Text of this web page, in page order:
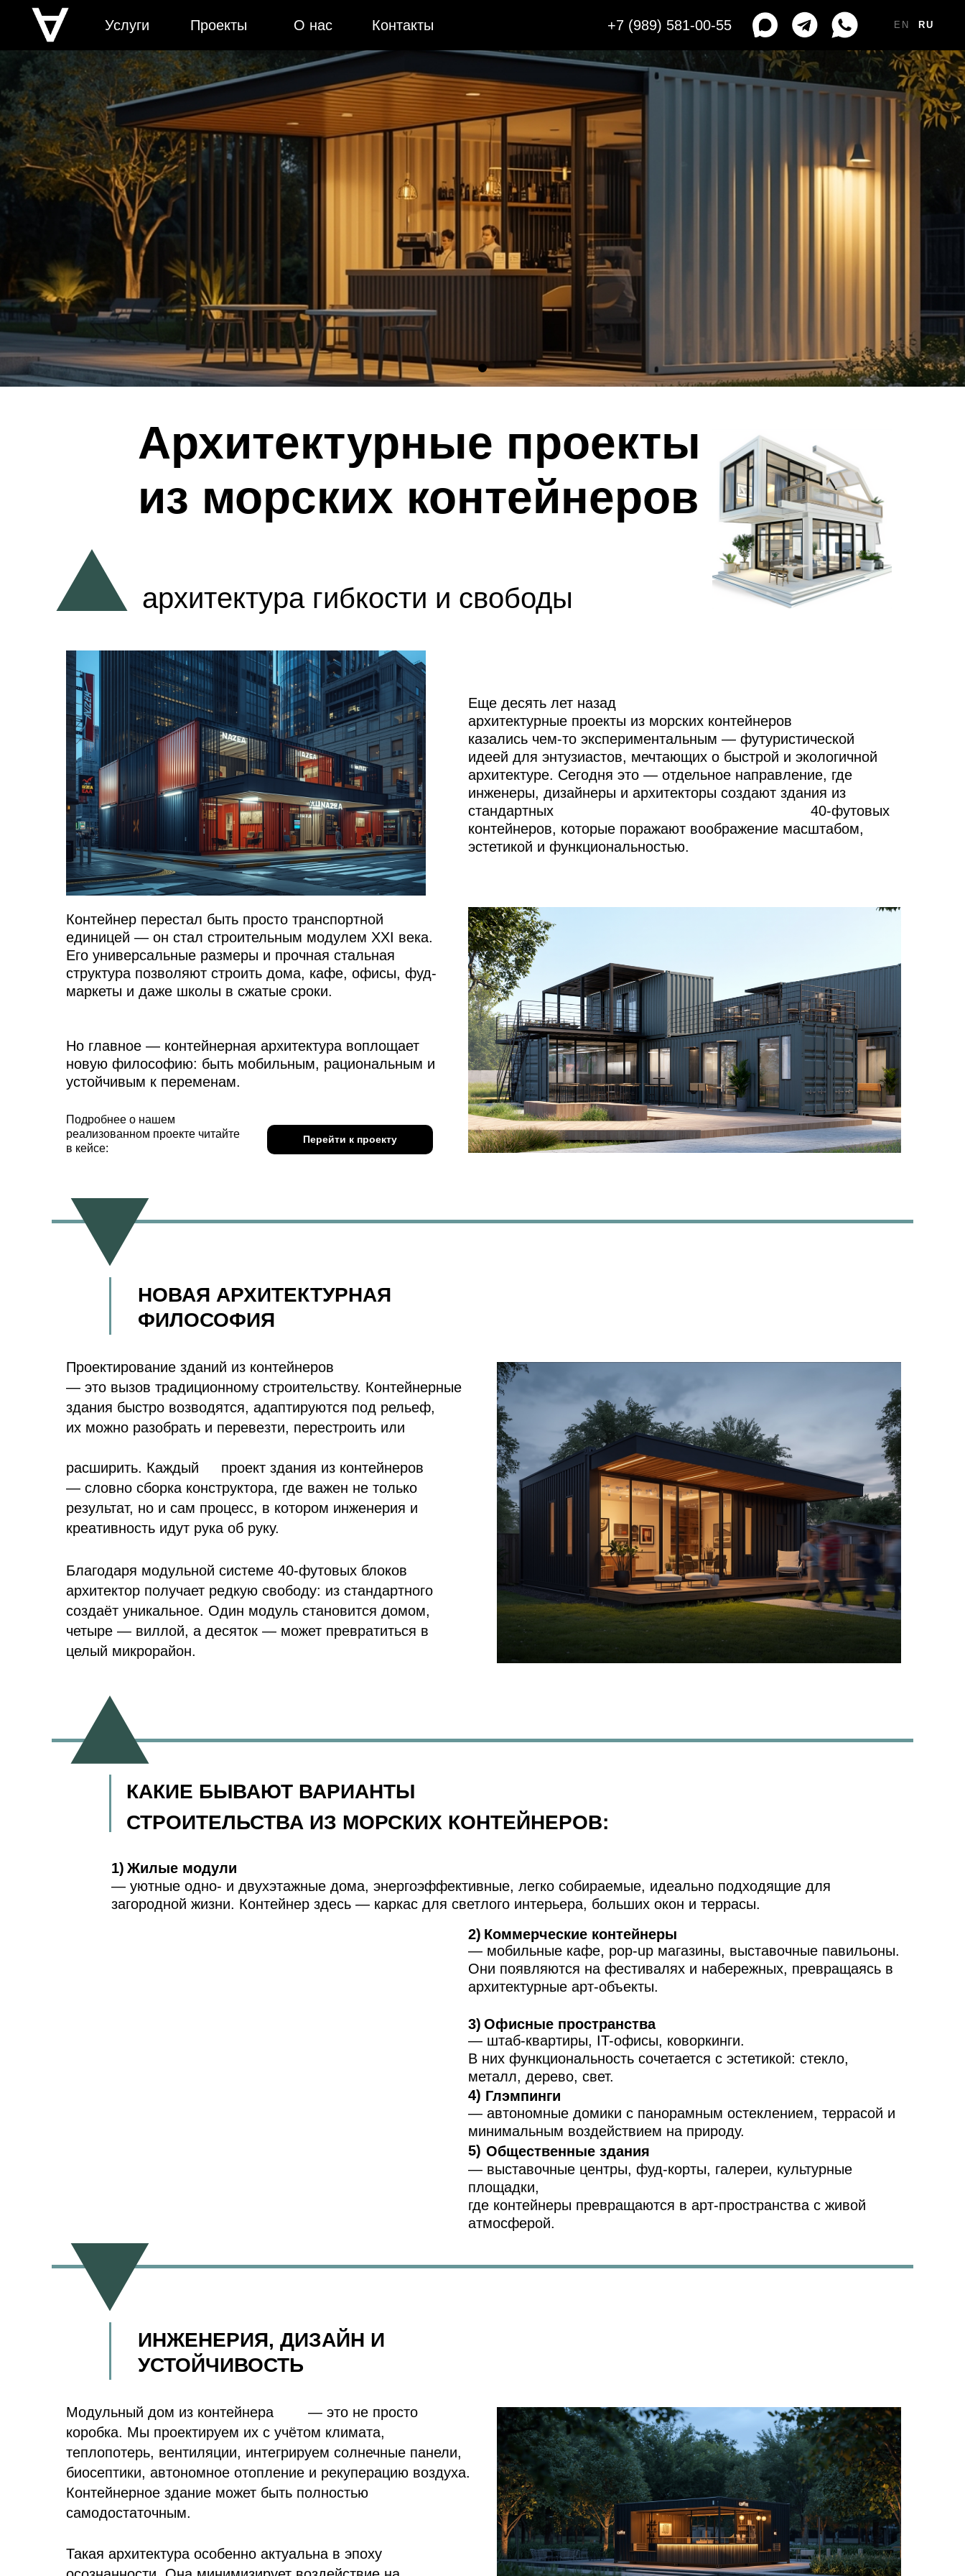
RU
EN RU
+7 (989) 581-00-55
Контакты
О нас
Проекты
Услуги
Архитектурные проекты
из морских контейнеров
архитектура гибкости и свободы
Перейти к проекту
Подробнее о нашем
реализованном проекте читайте
в кейсе:
архитектурные проекты из морских контейнеров
40-футовых
контейнеров, которые поражают воображение масштабом,
эстетикой и функциональностью.
казались чем-то экспериментальным — футуристической
идеей для энтузиастов, мечтающих о быстрой и экологичной
архитектуре. Сегодня это — отдельное направление, где
инженеры, дизайнеры и архитекторы создают здания из
стандартных
Еще десять лет назад
Контейнер перестал быть просто транспортной
единицей — он стал строительным модулем XXI века.
Его универсальные размеры и прочная стальная
структура позволяют строить дома, кафе, офисы, фуд-
маркеты и даже школы в сжатые сроки.
Но главное — контейнерная архитектура воплощает
новую философию: быть мобильным, рациональным и
устойчивым к переменам.
НОВАЯ АРХИТЕКТУРНАЯ
ФИЛОСОФИЯ
Благодаря модульной системе 40-футовых блоков
архитектор получает редкую свободу: из стандартного
создаёт уникальное. Один модуль становится домом,
четыре — виллой, а десяток — может превратиться в
целый микрорайон.
проект здания из контейнеров
расширить. Каждый
— словно сборка конструктора, где важен не только
результат, но и сам процесс, в котором инженерия и
креативность идут рука об руку.
— это вызов традиционному строительству. Контейнерные
здания быстро возводятся, адаптируются под рельеф,
их можно разобрать и перевезти, перестроить или
Проектирование зданий из контейнеров
СТРОИТЕЛЬСТВА ИЗ МОРСКИХ КОНТЕЙНЕРОВ:
КАКИЕ БЫВАЮТ ВАРИАНТЫ
— уютные одно- и двухэтажные дома, энергоэффективные, легко собираемые, идеально подходящие для
загородной жизни. Контейнер здесь — каркас для светлого интерьера, больших окон и террасы.
Жилые модули
1)
— мобильные кафе, pop-up магазины, выставочные павильоны.
Они появляются на фестивалях и набережных, превращаясь в
архитектурные арт-объекты.
Коммерческие контейнеры
2)
— штаб-квартиры, IT-офисы, коворкинги.
В них функциональность сочетается с эстетикой: стекло,
металл, дерево, свет.
Офисные пространства
3)
— автономные домики с панорамным остеклением, террасой и
минимальным воздействием на природу.
Глэмпинги
4)
— выставочные центры, фуд-корты, галереи, культурные
площадки,
где контейнеры превращаются в арт-пространства с живой
атмосферой.
Общественные здания
5)
ИНЖЕНЕРИЯ, ДИЗАЙН И
УСТОЙЧИВОСТЬ
Такая архитектура особенно актуальна в эпоху
коробка. Мы проектируем их с учётом климата,
теплопотерь, вентиляции, интегрируем солнечные панели,
биосептики, автономное отопление и рекуперацию воздуха.
Контейнерное здание может быть полностью
самодостаточным.
— это не просто
Модульный дом из контейнера